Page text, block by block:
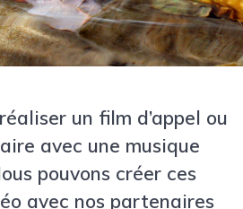
un film d’appel ou
avec une musique
pouvons créer ces
avec nos partenaires